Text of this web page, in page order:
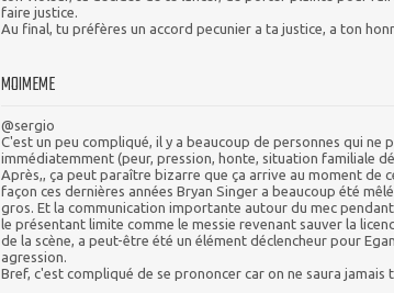
faire justice.
Au final, tu préfères un accord pecunier a ta justice, a ton
MOIMEME
@sergio
C'est un peu compliqué, il y a beaucoup de personnes qui ne
immédiatemment (peur, pression, honte, situation familiale
Après,, ça peut paraître bizarre que ça arrive au moment de
façon ces dernières années Bryan Singer a beaucoup été
gros. Et la communication importante autour du mec
le présentant limite comme le messie revenant sauver la
de la scène, a peut-être été un élément déclencheur pour
agression.
Bref, c'est compliqué de se prononcer car on ne saura jamais